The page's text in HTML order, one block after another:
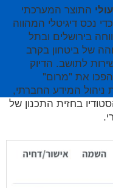
התוצר המערכתי
נכס דיגיטלי המהווה
בירושלים ובתל
של ביטחון בקרב
לתושב. הדיוק
הפכו את "מרום"
המידע החברתי,
בחזית התכנון של